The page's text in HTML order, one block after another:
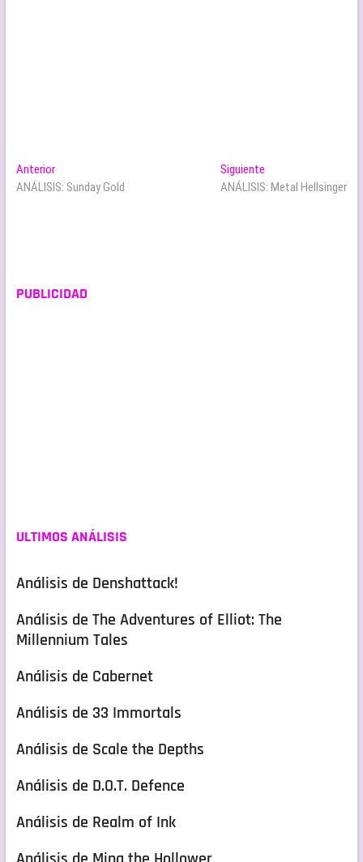
Navegación
de
AnteriorEntrada
anterior:
ANÁLISIS: Sunday Gold
Siguiente
siguiente:
ANÁLISIS: Metal Hellsinger
PUBLICIDAD
ULTIMOS ANÁLISIS
Análisis de Denshattack!
Análisis de The Adventures of Elliot: The
Millennium Tales
Análisis de Cabernet
Análisis de 33 Immortals
Análisis de Scale the Depths
Análisis de D.O.T. Defence
Análisis de Realm of Ink